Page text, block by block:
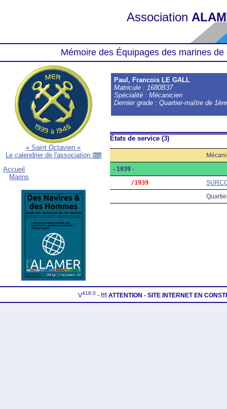
Association
Mémoire des Équipages des marines
« Saint Octavien »
Le calendrier de l'association
Accueil
Marins
Paul, Francois LE GALL
Matricule : 1680B37
Spécialité : Mécanicien
Dernier grade : Quartier-maître de
États de service (3)
- 1939 -
     /1939
V418.0 - !!! ATTENTION - SITE INTERNET EN